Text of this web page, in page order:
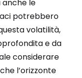
anche le
potrebbero
volatilità,
e da
considerare
l’orizzonte